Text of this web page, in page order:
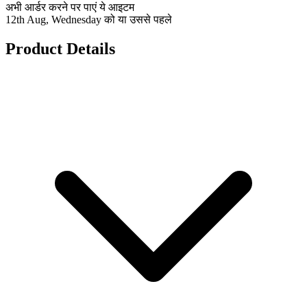
अभी आर्डर करने पर पाएं ये आइटम
12th Aug, Wednesday को या उससे पहले
Product Details